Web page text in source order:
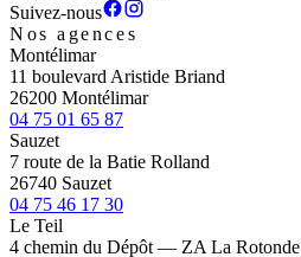
Suivez-nous
Nos agences
Montélimar
11 boulevard Aristide Briand
26200 Montélimar
04 75 01 65 87
Sauzet
7 route de la Batie Rolland
26740 Sauzet
04 75 46 17 30
Le Teil
4 chemin du Dépôt — ZA La Rotonde